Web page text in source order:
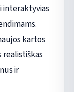
interaktyvias
kartos
realistiškas
ir